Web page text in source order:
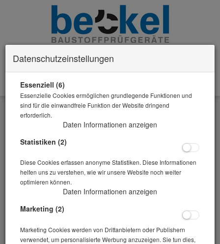
Zurück
Alle Artikel zeigen aus: Weithalsflaschen Probenflaschen
Datenschutzeinstellungen
Essenziell (6)
Essenzielle Cookies ermöglichen grundlegende Funktionen und
sind für die einwandfreie Funktion der Website dringend
erforderlich.
Daten Informationen anzeigen
Statistiken (2)
Diese Cookies erfassen anonyme Statistiken. Diese Informationen
helfen uns zu verstehen, wie wir unsere Website noch weiter
optimieren können.
Daten Informationen anzeigen
Marketing (2)
Marketing Cookies werden von Drittanbietern oder Publishern
verwendet, um personalisierte Werbung anzuzeigen. Sie tun dies,